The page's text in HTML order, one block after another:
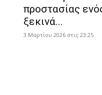
προστασίας
ξεκινά...
3 Μαρτίου 2026 στις 23:25